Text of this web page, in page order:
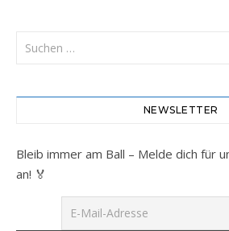
NEWSLETTER
Bleib immer am Ball – Melde dich für
an! 🏅